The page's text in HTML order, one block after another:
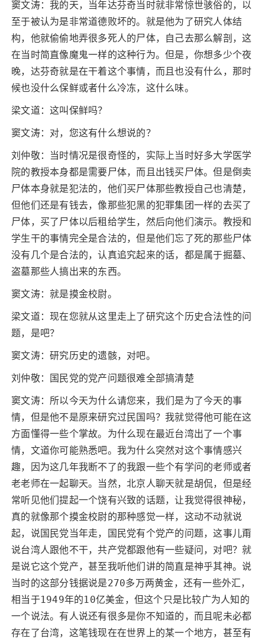
窦文涛：我的天，当年达芬奇当时就非常惊世骇俗的，以
至于被认为是非常道德败坏的。就是他为了研究人体结
构，他就偷偷地弄很多死人的尸体，自己去那么解剖，这
在当时简直像魔鬼一样的这种行为。但是，你想多少个夜
晚，达芬奇就是在干着这个事情，而且也没有什么，那时
候也没什么保鲜或者什么冷冻，这什么味。
梁文道：这叫保鲜吗？
窦文涛：对，您这有什么想说的？
刘仲敬：当时情况是很奇怪的，实际上当时好多大学医学
院的教授本身都是需要尸体，而且出钱买尸体。但是倒卖
尸体本身就是犯法的，他们买尸体那些教授自己也清楚，
但他们还是有钱去，像那些犯黑的犯罪集团一样的去买了
尸体，买了尸体以后租给学生，然后向他们演示。教授和
学生干的事情完全是合法的，但是他们忘了死的那些尸体
没有几个是合法的，认真追究起来的话，都是属于掘墓、
盗墓那些人搞出来的东西。
窦文涛：就是摸金校尉。
梁文道：现在您就从这里走上了研究这个历史合法性的问
题，是吧？
窦文涛：研究历史的遗骸，对吧。
刘仲敬：国民党的党产问题很难全部搞清楚
窦文涛：所以今天为什么请您来，我们是为了今天的事
情，但是他不是原来研究过民国吗？我就觉得他可能在这
方面懂得一些个掌故。为什么现在最近台湾出了一个事
情，文道你可能熟悉吧。我为什么突然对这个事情感兴
趣，因为这几年我断不了的我跟一些个有学问的老师或者
老老师在一起聊天。当然，北京人聊天就是胡侃，但是经
常听见他们提起一个饶有兴致的话题，让我觉得很神秘，
真的就像那个摸金校尉的那种感觉一样，这动不动就说
起，说国民党当年走，国民党有个党产的问题，这事儿甭
说台湾人跟他不干，共产党都跟他有一些疑问，对吧？就
是说它这个党产，甚至我听他们讲的简直是神乎其神。说
当时的这部分钱据说是270多万两黄金，还有一些外汇，
相当于1949年的10亿美金，但这个只是比较广为人知的
一个说法。有人说还有很多是你不知道的，而且呢未必都
存在了台湾，这笔钱现在在世界上的某一个地方，甚至有